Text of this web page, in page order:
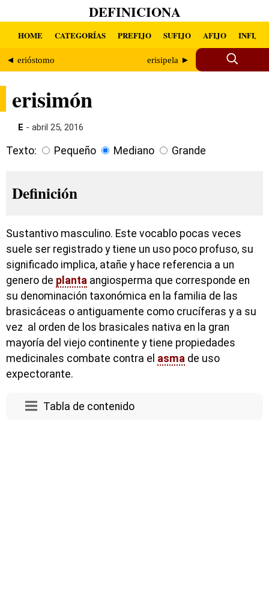
DEFINICIONA
HOME CATEGORÍAS PREFIJO SUFIJO AFIJO INFIJO
◄ erióstomo erisipela ►
erisimón
E - abril 25, 2016
Texto: Pequeño Mediano Grande
Definición
Sustantivo masculino. Este vocablo pocas veces
suele ser registrado y tiene un uso poco profuso, su
significado implica, atañe y hace referencia a un
genero de planta angiosperma que corresponde en
su denominación taxonómica en la familia de las
brasicáceas o antiguamente como crucíferas y a su
vez al orden de los brasicales nativa en la gran
mayoría del viejo continente y tiene propiedades
medicinales combate contra el asma de uso
expectorante.
Tabla de contenido